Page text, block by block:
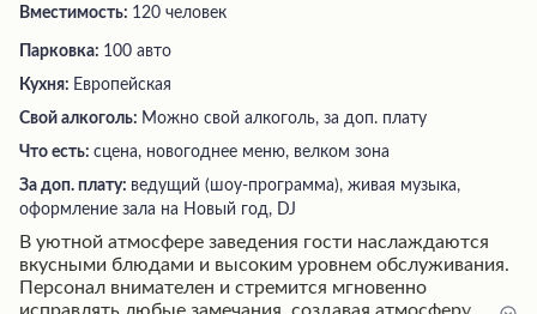
Вместимость: 120 человек
Парковка: 100 авто
Кухня: Европейская
Свой алкоголь: Можно свой алкоголь, за доп. плату
Что есть: сцена, новогоднее меню, велком зона
За доп. плату: ведущий (шоу-программа), живая музыка,
оформление зала на Новый год, DJ
В уютной атмосфере заведения гости наслаждаются
вкусными блюдами и высоким уровнем обслуживания.
Персонал внимателен и стремится мгновенно